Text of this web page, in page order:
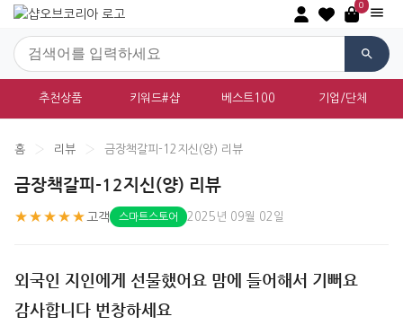
0
추천상품 키워드#샵 베스트100 기업/단체
홈 › 리뷰 › 금장책갈피-12지신(양) 리뷰
금장책갈피-12지신(양) 리뷰
★★★★★ 고객 스마트스토어 2025년 09월 02일
외국인 지인에게 선물했어요 맘에 들어해서 기뻐요
감사합니다 번창하세요